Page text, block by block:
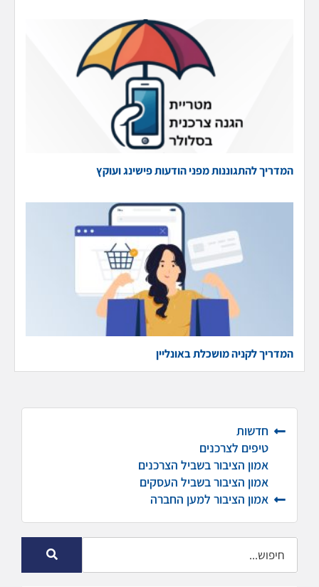
חדשות
טיפים לצרכנים
אמון הציבור בשביל הצרכנים
אמון הציבור בשביל העסקים
אמון הציבור למען החברה
המדריך להתגוננות מפני הודעות פישינג ועוקץ
המדריך לקניה מושכלת באונליין